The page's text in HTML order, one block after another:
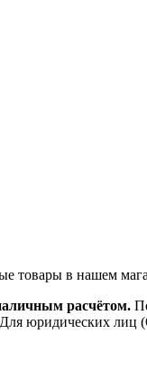
товары в нашем
расчётом.
юридических